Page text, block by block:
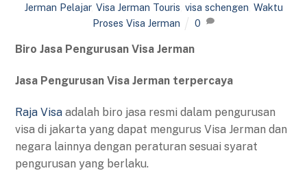
Jerman Pelajar, Visa Jerman Touris visa schengen Waktu
Proses Visa Jerman
0
Biro Jasa Pengurusan Visa Jerman
Jasa Pengurusan Visa Jerman terpercaya
Raja Visa adalah biro jasa resmi dalam pengurusan
visa di jakarta yang dapat mengurus Visa Jerman dan
negara lainnya dengan peraturan sesuai syarat
pengurusan yang berlaku.